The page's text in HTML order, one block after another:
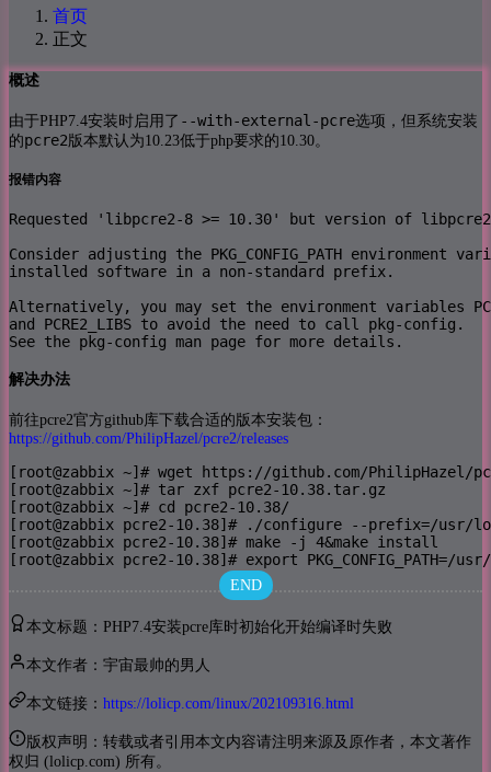
首页
正文
概述
由于PHP7.4安装时启用了 --with-external-pcre选项，但系统安装
的pcre2版本默认为10.23低于php要求的10.30。
报错内容
Requested 'libpcre2-8 >= 10.30' but version of
Consider adjusting the PKG_CONFIG_PATH environment
installed software in a non-standard prefix.
Alternatively, you may set the environment variables
and PCRE2_LIBS to avoid the need to call pkg-config.
See the pkg-config man page for more details.
解决办法
前往pcre2官方github库下载合适的版本安装包：
https://github.com/PhilipHazel/pcre2/releases
[root@zabbix ~]# wget https://github.com/PhilipHazel/
[root@zabbix ~]# tar zxf pcre2-10.38.tar.gz
[root@zabbix ~]# cd pcre2-10.38/
[root@zabbix pcre2-10.38]# ./configure --prefix=/
[root@zabbix pcre2-10.38]# make -j 4&make install
[root@zabbix pcre2-10.38]# export
END
本文标题：PHP7.4安装pcre库时初始化开始编译时失败
本文作者：宇宙最帅的男人
本文链接： https://lolicp.com/linux/202109316.html
版权声明：转载或者引用本文内容请注明来源及原作者，本文著作
权归 (lolicp.com) 所有。